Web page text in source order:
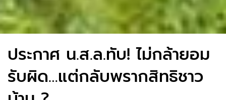
ประกาศ น.ส.ล.ทับ! ไม่กล้ายอม
รับผิด…แต่กลับพรากสิทธิชาว